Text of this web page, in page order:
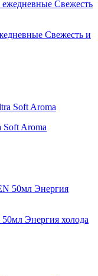
Свежесть и
Soft Aroma
Энергия холода